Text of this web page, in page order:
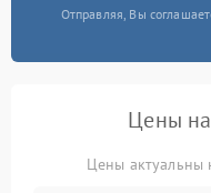
Отправляя, Вы
Цены
Цены актуальны